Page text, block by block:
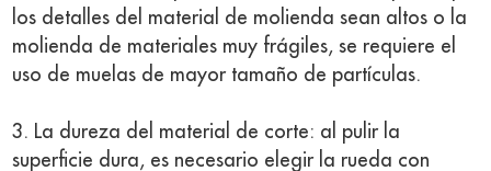
los detalles del material de molienda sean altos o la
molienda de materiales muy frágiles, se requiere el
uso de muelas de mayor tamaño de partículas.
3. La dureza del material de corte: al pulir la
superficie dura, es necesario elegir la rueda con